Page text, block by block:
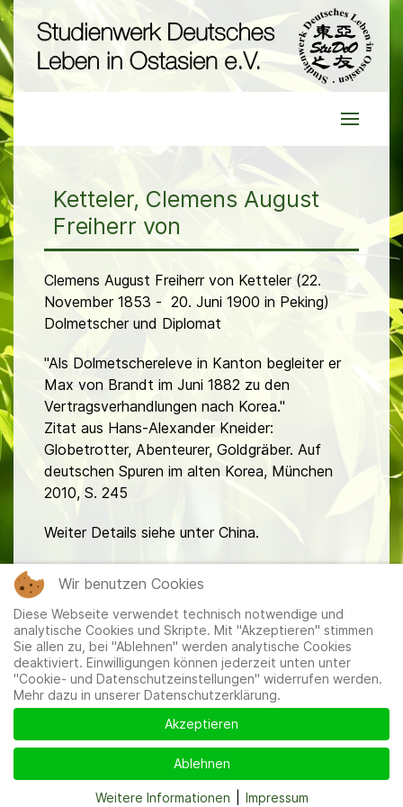
Ketteler, Clemens August
Freiherr von
Clemens August Freiherr von Ketteler (22.
November 1853 - 20. Juni 1900 in Peking)
Dolmetscher und Diplomat
"Als Dolmetschereleve in Kanton begleiter er
Max von Brandt im Juni 1882 zu den
Vertragsverhandlungen nach Korea."
Zitat aus Hans-Alexander Kneider:
Globetrotter, Abenteurer, Goldgräber. Auf
deutschen Spuren im alten Korea, München
2010, S. 245
Weiter Details siehe unter China.
Mitglieder|Impressum|Datenschutzerklärung|Cookie-
und Datenschutzeinstellungen
Wir benutzen Cookies
Diese Webseite verwendet technisch notwendige und
analytische Cookies und Skripte. Mit "Akzeptieren" stimmen
Sie allen zu, bei "Ablehnen" werden analytische Cookies
deaktiviert. Einwilligungen können jederzeit unten unter
"Cookie- und Datenschutzeinstellungen" widerrufen werden.
Mehr dazu in unserer Datenschutzerklärung.
Akzeptieren
Ablehnen
Weitere Informationen Impressum